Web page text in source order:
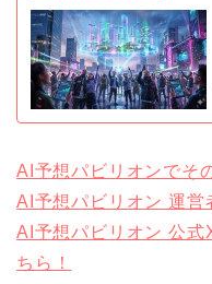
AI予想パビリオンでそ
AI予想パビリオン 運営
AI予想パビリオン 公式
ちら！